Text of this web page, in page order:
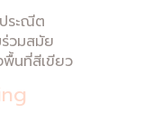
ระณีต
วมสมัย
นที่สีเขียว